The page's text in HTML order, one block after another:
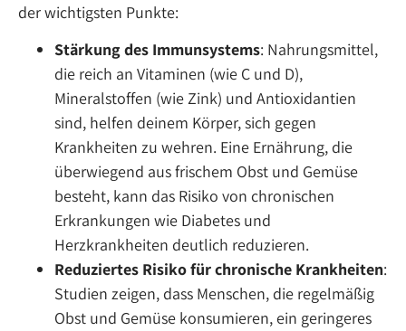
der wichtigsten Punkte:
Stärkung des Immunsystems: Nahrungsmittel,
die reich an Vitaminen (wie C und D),
Mineralstoffen (wie Zink) und Antioxidantien
sind, helfen deinem Körper, sich gegen
Krankheiten zu wehren. Eine Ernährung, die
überwiegend aus frischem Obst und Gemüse
besteht, kann das Risiko von chronischen
Erkrankungen wie Diabetes und
Herzkrankheiten deutlich reduzieren.
Reduziertes Risiko für chronische Krankheiten:
Studien zeigen, dass Menschen, die regelmäßig
Obst und Gemüse konsumieren, ein geringeres